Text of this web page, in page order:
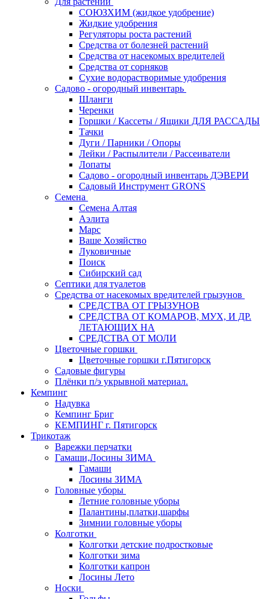
СОЮЗХИМ (жидкое удобрение)
Жидкие удобрения
Регуляторы роста растений
Средства от болезней растений
Средства от насекомых вредителей
Средства от сорняков
Сухие водорастворимые удобрения
Садово - огородный инвентарь
Шланги
Черенки
Горшки / Кассеты / Ящики ДЛЯ РАССАДЫ
Тачки
Дуги / Парники / Опоры
Лейки / Распылители / Рассеиватели
Лопаты
Садово - огородный инвентарь ДЭВЕРИ
Садовый Инструмент GRONS
Семена
Семена Алтая
Аэлита
Марс
Ваше Хозяйство
Луковичные
Поиск
Сибирский сад
Септики для туалетов
Средства от насекомых вредителей грызунов
СPEДСТВА ОТ ГРЫЗУНОВ
СРЕДСТВА ОТ КОМАРОВ, МУХ, И ДР.
ЛЕТАЮЩИХ НА
СРЕДСТВА ОТ МОЛИ
Цветочные горшки
Цветочные горшки г.Пятигорск
Садовые фигуры
Плёнки п/э укрывной материал.
Кемпинг
Надувка
Кемпинг Бриг
КЕМПИНГ г. Пятигорск
Трикотаж
Варежки перчатки
Гамаши,Лосины ЗИМА
Гамаши
Лосины ЗИМА
Головные уборы
Летние головные уборы
Палантины,платки,шарфы
Зимнии головные уборы
Колготки
Колготки детские подростковые
Колготки зима
Колготки капрон
Лосины Лето
Носки